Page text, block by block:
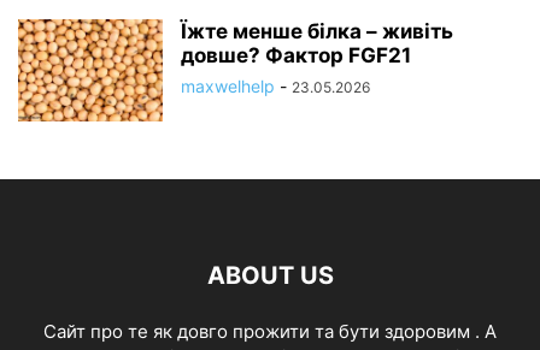
Їжте менше білка – живіть
довше? Фактор FGF21
maxwelhelp - 23.05.2026
ABOUT US
Cайт про те як довго прожити та бути здоровим . А